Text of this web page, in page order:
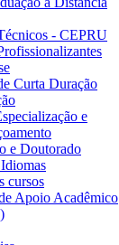
- CEPRU
Curta Duração
e
e Doutorado
cursos
Apoio Acadêmico